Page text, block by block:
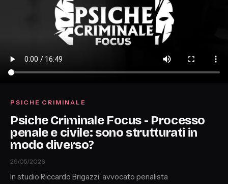
PSICHE CRIMINALE
Psiche Criminale Focus - Processo
penale e civile: sono strutturati in
modo diverso?
29/05/2026
In studio Riccardo Brigazzi, avvocato penalista